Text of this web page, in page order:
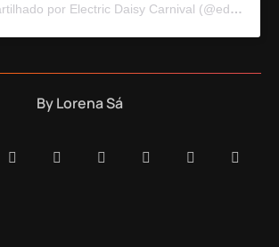
Um post compartilhado por Electric Daisy Carnival (@edc_lasvegas)
ByLorena Sá